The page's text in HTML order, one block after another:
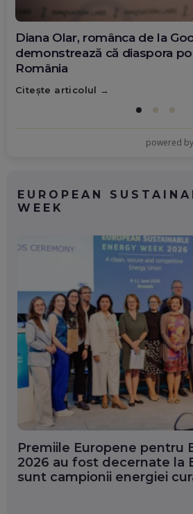
Diana Olar, românca de la
demonstrează că diaspora
România
Citește articolul
powered by
EUROPEAN
WEEK
Premiile Europene pentru
2026 au fost decernate la
sunt campionii energiei